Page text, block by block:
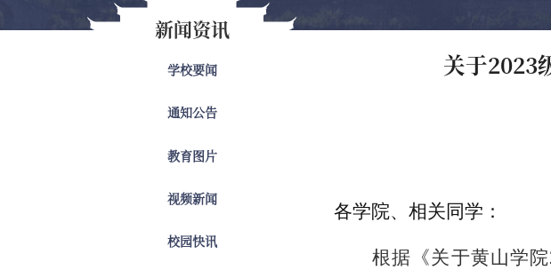
新闻资讯
学校要闻
通知公告
教育图片
视频新闻
校园快讯
关于2023
各学院、相关同学 ：
根据 《关于黄山学院